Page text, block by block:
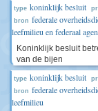
type koninklijk besluit
bron federale
leefmilieu en federaal
Koninklijk besluit
van de bijen
type koninklijk besluit
bron federale
leefmilieu